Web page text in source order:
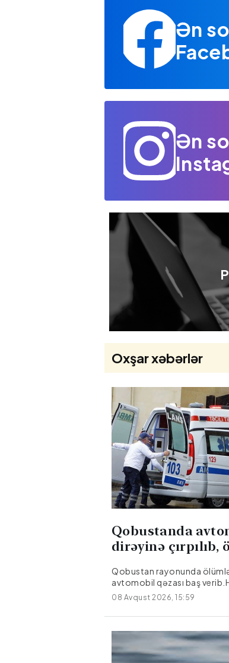
Ən
Ən
Oxşar xəbərlər
Qobustanda
dirəyinə çırpılıb,
Qobustan rayonunda
avtomobil qəzası baş
Təklə kəndi ərazisində qeydə
alınıb."Hyundai" markalı
idarəetmədən çıxaraq işıq
Əmralıyev hadisə yerində
araşdırma aparılır.
08 Avqust 2026, 15:59